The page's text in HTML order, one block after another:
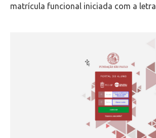
matrícula funcional iniciada com a letra